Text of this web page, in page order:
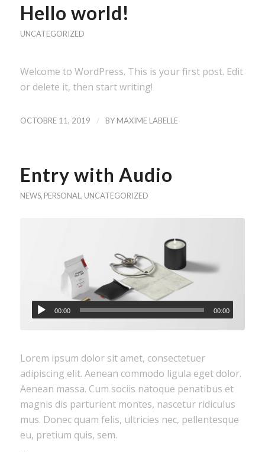
Hello world!
UNCATEGORIZED
Welcome to WordPress. This is your first post. Edit
or delete it, then start writing!
OCTOBRE 11, 2019 / BY MAXIME LABELLE
Entry with Audio
NEWS, PERSONAL , UNCATEGORIZED
00:00 00:00
Lorem ipsum dolor sit amet, consectetuer
adipiscing elit. Aenean commodo ligula eget dolor.
Aenean massa. Cum sociis natoque penatibus et
magnis dis parturient montes, nascetur ridiculus
mus. Donec quam felis, ultricies nec, pellentesque
eu, pretium quis, sem.